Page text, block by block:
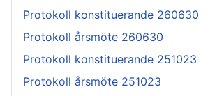
Protokoll konstituerande 260630
Protokoll årsmöte 260630
Protokoll konstituerande 251023
Protokoll årsmöte 251023